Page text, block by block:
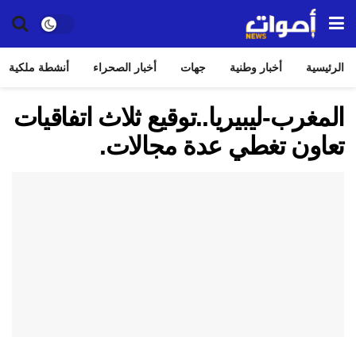
الرئيسية أخبار وطنية جهات أخبار الصحراء أنشطة ملكية
المغرب-ليبيريا..توقيع ثلاث اتفاقيات
تعاون تغطي عدة مجالات.